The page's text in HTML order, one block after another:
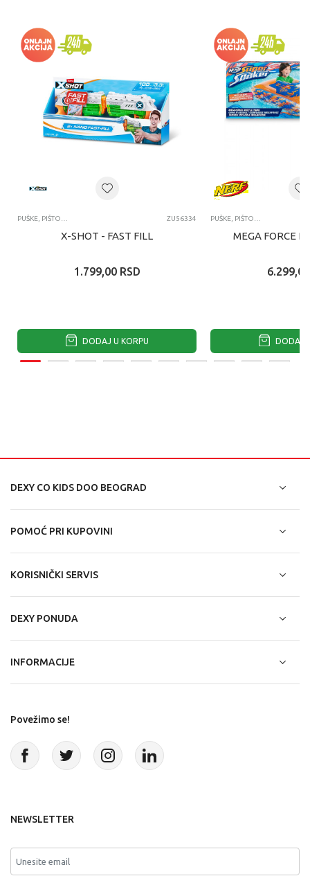
ZU56334
X-SHOT - FAST FILL
1.799,00 RSD
DODAJ U KORPU
MEGA FORCE
6.299,00
DODAJ
DEXY CO KIDS DOO BEOGRAD
POMOĆ PRI KUPOVINI
KORISNIČKI SERVIS
DEXY PONUDA
INFORMACIJE
Povežimo se!
NEWSLETTER